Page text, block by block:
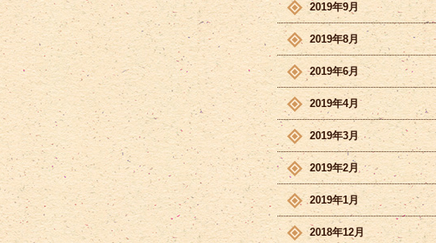
2019年9月
2019年8月
2019年6月
2019年4月
2019年3月
2019年2月
2019年1月
2018年12月